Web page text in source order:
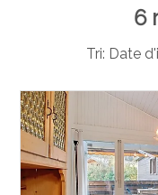
6
Tri: Date